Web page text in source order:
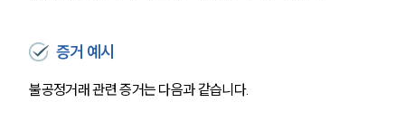
그룹소개
증거 예시
불공정거래 관련 증거는 다음과 같습니다.